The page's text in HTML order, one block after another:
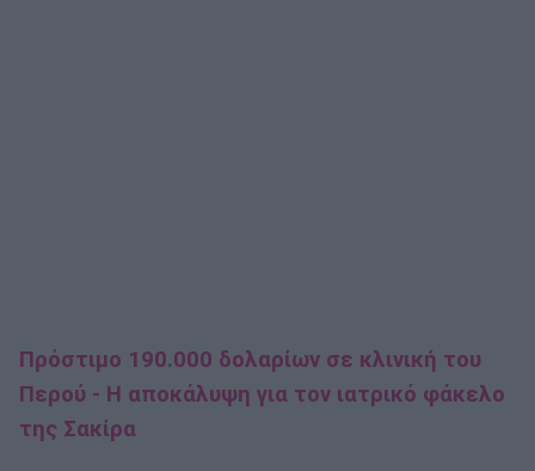
Πρόστιμο 190.000 δολαρίων σε κλινική του
Περού - Η αποκάλυψη για τον ιατρικό φάκελο
της Σακίρα